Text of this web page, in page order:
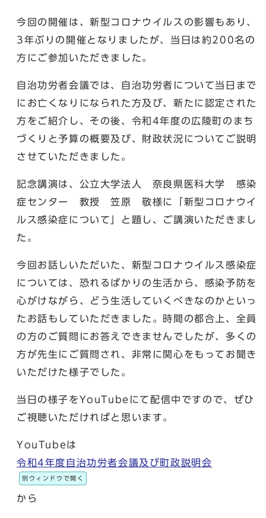
今回の開催は、新型コロナウイルスの影響もあり、
3年ぶりの開催となりましたが、当日は約200名の
方にご参加いただきました。
自治功労者会議では、自治功労者について当日まで
にお亡くなりになられた方及び、新たに認定された
方をご紹介し、その後、令和4年度の広陵町のまち
づくりと予算の概要及び、財政状況についてご説明
させていただきました。
記念講演は、公立大学法人 奈良県医科大学 感染
症センター 教授 笠原 敬様に「新型コロナウイ
ルス感染症について」と題し、ご講演いただきまし
た。
今回お話しいただいた、新型コロナウイルス感染症
については、恐れるばかりの生活から、感染予防を
心がけながら、どう生活していくべきなのかといっ
たお話もしていただきました。時間の都合上、全員
の方のご質問にお答えできませんでしたが、多くの
方が先生にご質問され、非常に関心をもってお聞き
いただけた様子でした。
当日の様子をYouTubeにて配信中ですので、ぜひ
ご視聴いただければと思います。
YouTubeは
令和4年度自治功労者会議及び町政説明会
別ウィンドウで開く
から